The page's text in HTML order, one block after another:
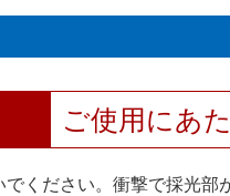
ご使用にあ
ください。衝撃で採光部